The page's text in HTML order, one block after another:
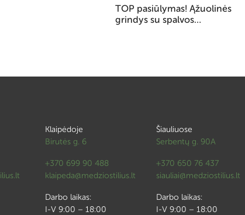
TOP pasiūlymas! Ąžuolinės
grindys su spalvos
Klaipėdoje
Birutės g. 6
+370 699 90 488
klaipeda@medziostilius.lt
Darbo laikas:
I-V 9:00 – 18:00
Šiauliuose
Serbentų g. 90A
+370 650 76 437
siauliai@medziostilius.lt
Darbo laikas:
I-V 9:00 – 18:00